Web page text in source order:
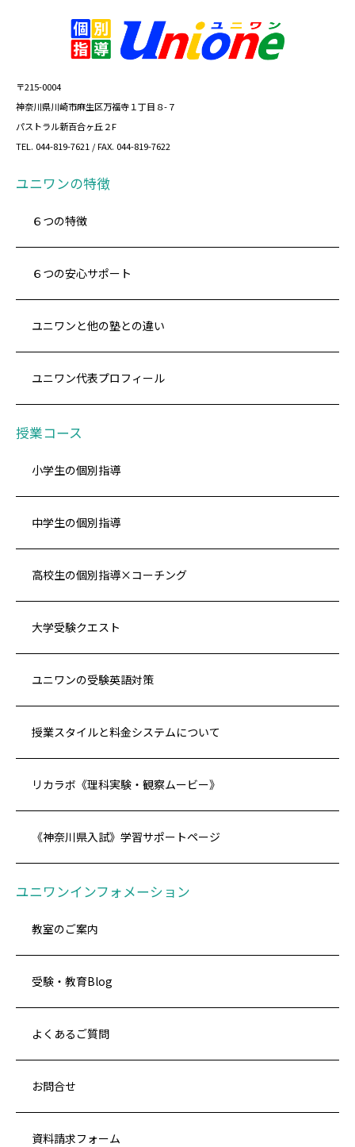
〒215-0004
神奈川県川崎市麻生区万福寺１丁目８-７
パストラル新百合ヶ丘２F
TEL. 044-819-7621 / FAX. 044-819-7622
ユニワンの特徴
６つの特徴
６つの安心サポート
ユニワンと他の塾との違い
ユニワン代表プロフィール
授業コース
小学生の個別指導
中学生の個別指導
高校生の個別指導×コーチング
大学受験クエスト
ユニワンの受験英語対策
授業スタイルと料金システムについて
リカラボ《理科実験・観察ムービー》
《神奈川県入試》学習サポートページ
ユニワンインフォメーション
教室のご案内
受験・教育Blog
よくあるご質問
お問合せ
資料請求フォーム